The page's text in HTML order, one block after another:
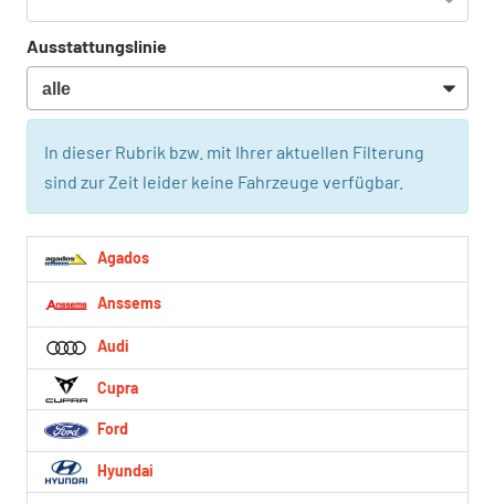
Ausstattungslinie
In dieser Rubrik bzw. mit Ihrer aktuellen Filterung
sind zur Zeit leider keine Fahrzeuge verfügbar.
Agados
Anssems
Audi
Cupra
Ford
Hyundai